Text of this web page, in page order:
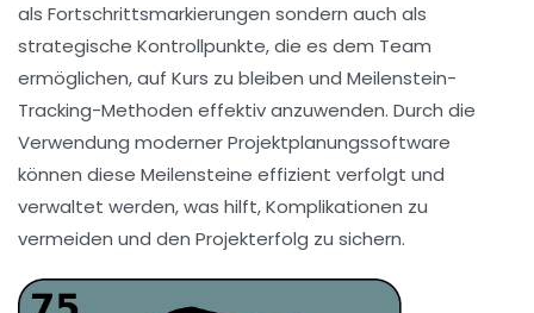
als Fortschrittsmarkierungen sondern auch als
strategische Kontrollpunkte, die es dem Team
ermöglichen, auf Kurs zu bleiben und Meilenstein-
Tracking-Methoden effektiv anzuwenden. Durch die
Verwendung modernerProjektplanungssoftware
können diese Meilensteine effizient verfolgt und
verwaltet werden, was hilft, Komplikationen zu
vermeiden und den Projekterfolg zu sichern.